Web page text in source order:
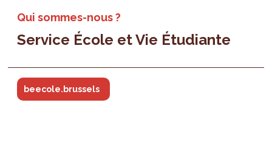
Qui sommes-nous ?
Service École et Vie Étudiante
beecole.brussels